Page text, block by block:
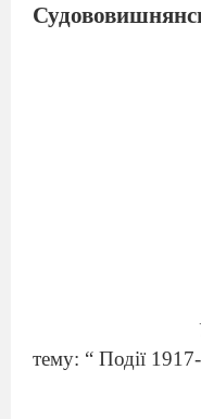
тему: “ Події